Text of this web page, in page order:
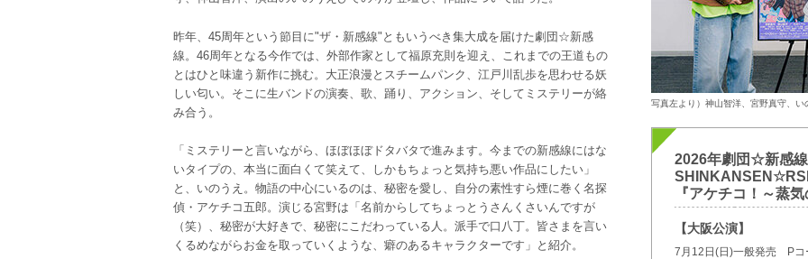
昨年、45周年という節目に"ザ・新感線"ともいうべき集大成を届けた劇団☆新感
線。46周年となる今作では、外部作家として福原充則を迎え、これまでの王道もの
とはひと味違う新作に挑む。大正浪漫とスチームパンク、江戸川乱歩を思わせる妖
しい匂い。そこに生バンドの演奏、歌、踊り、アクション、そしてミステリーが絡
み合う。
「ミステリーと言いながら、ほぼほぼドタバタで進みます。今までの新感線にはな
いタイプの、本当に面白くて笑えて、しかもちょっと気持ち悪い作品にしたい」
と、いのうえ。物語の中心にいるのは、秘密を愛し、自分の素性すら煙に巻く名探
偵・アケチコ五郎。演じる宮野は「名前からしてちょっとうさんくさいんですが
（笑）、秘密が大好きで、秘密にこだわっている人。派手で口八丁。皆さまを言い
くるめながらお金を取っていくような、癖のあるキャラクターです」と紹介。
写真左より）神山智洋、宮野真守、い
2026年劇団☆新感
『アケチコ！～蒸
【大阪公演】
7月12日(日)一般発売 Pコ